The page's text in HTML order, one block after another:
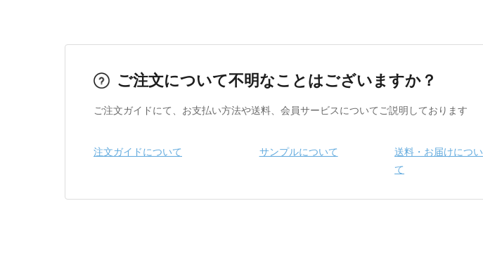
ご注文について不明なことはございますか？
ご注文ガイドにて、お支払い方法や送料、会員サービスについてご説明しております
注文ガイドについて サンプルについて
送料・お届けについ
て